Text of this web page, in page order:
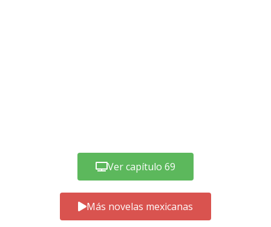
Ver capítulo 69
Más novelas mexicanas